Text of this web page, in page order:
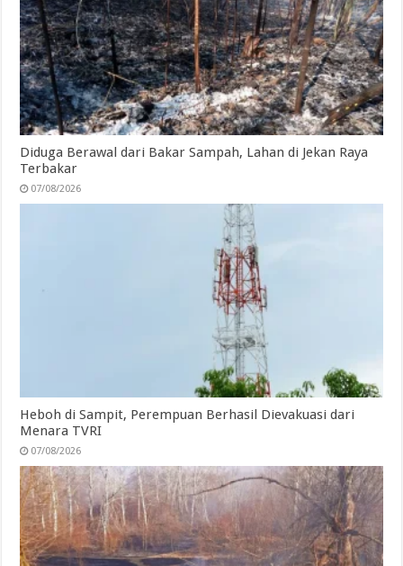
Diduga Berawal dari Bakar Sampah, Lahan di Jekan Raya
Terbakar
07/08/2026
Heboh di Sampit, Perempuan Berhasil Dievakuasi dari
Menara TVRI
07/08/2026